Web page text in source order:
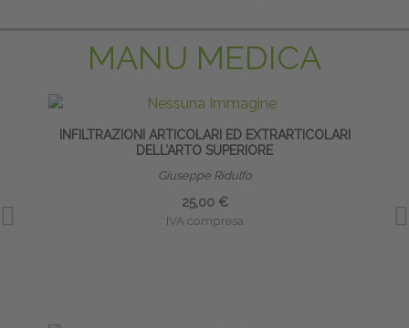
MANU MEDICA
INFILTRAZIONI ARTICOLARI ED EXTRARTICOLARI
DELL’ARTO SUPERIORE
Giuseppe Ridulfo
25,00 €
IVA compresa